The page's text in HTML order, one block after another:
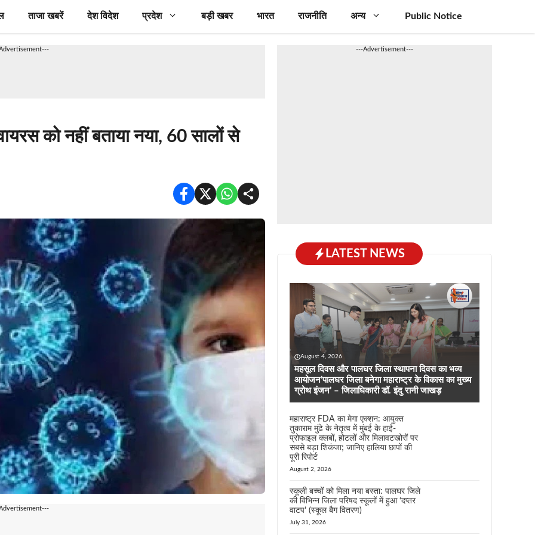
ताजा खबरें देश विदेश प्रदेश बड़ी खबर भारत राजनीति अन्य Public Notice
को नहीं बताया नया, 60 सालों से
---Advertisement---
LATEST NEWS
August 4, 2026
महसूल दिवस और पालघर जिला स्थापना दिवस का भव्य
आयोजन’पालघर जिला बनेगा महाराष्ट्र के विकास का मुख्य
ग्रोथ इंजन’ – जिलाधिकारी डॉ. इंदु रानी जाखड़
महाराष्ट्र FDA का मेगा एक्शन: आयुक्त
तुकाराम मुंढे के नेतृत्व में मुंबई के हाई-
प्रोफाइल क्लबों, होटलों और मिलावटखोरों पर
सबसे बड़ा शिकंजा; जानिए हालिया छापों की
पूरी रिपोर्ट
August 2, 2026
स्कूली बच्चों को मिला नया बस्ता: पालघर जिले
की विभिन्न जिला परिषद स्कूलों में हुआ ‘दप्तर
वाटप’ (स्कूल बैग वितरण)
July 31, 2026